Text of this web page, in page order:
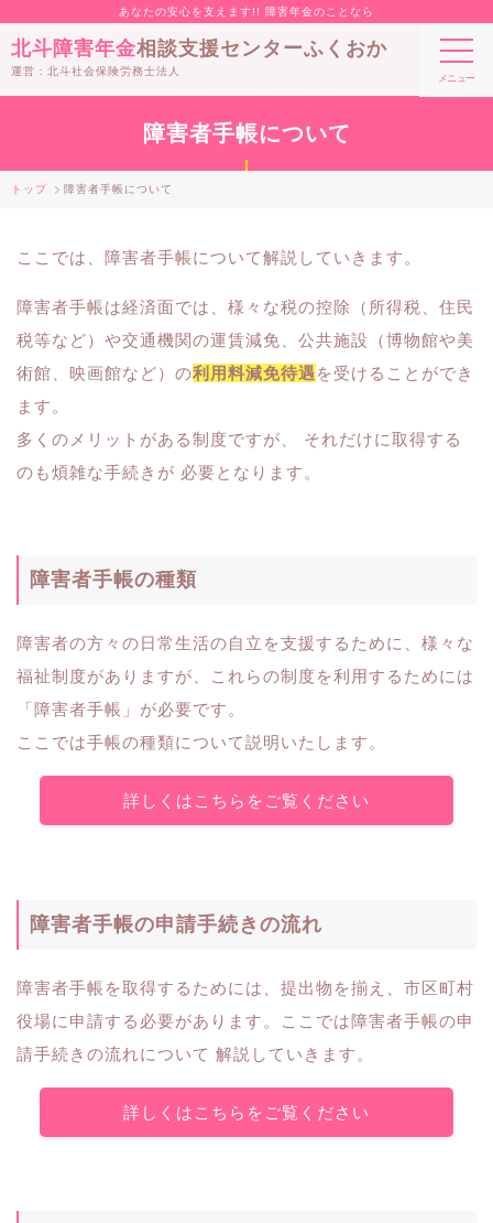
あなたの安心を支えます!! 障害年金のことなら
北斗障害年金相談支援センターふくおか
運営：北斗社会保険労務士法人
障害者手帳について
トップ 障害者手帳について
ここでは、障害者手帳について解説していきます。
障害者手帳は経済面では、様々な税の控除（所得税、住民
税等など）や交通機関の運賃減免、公共施設（博物館や美
術館、映画館など）の利用料減免待遇 を受けることができ
ます。
多くのメリットがある制度ですが、 それだけに取得する
のも煩雑な手続きが 必要となります。
障害者手帳の種類
障害者の方々の日常生活の自立を支援するために、様々な
福祉制度がありますが、これらの制度を利用するためには
「障害者手帳」が必要です。
ここでは手帳の種類について説明いたします。
詳しくはこちらをご覧ください
障害者手帳の申請手続きの流れ
障害者手帳を取得するためには、提出物を揃え、市区町村
役場に申請する必要があります。ここでは障害者手帳の申
請手続きの流れについて 解説していきます。
詳しくはこちらをご覧ください